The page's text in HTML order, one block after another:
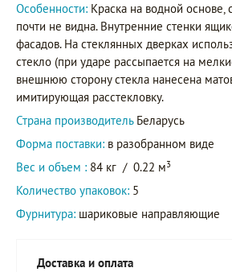
Особенности: Краска на водной основе,
почти не видна. Внутренние стенки
фасадов. На стеклянных дверках
стекло (при ударе рассыпается на
внешнюю сторону стекла нанесена
имитирующая расстекловку.
Страна производитель Беларусь
Форма поставки: в разобранном виде
Вес и объем : 84 кг / 0.22 м3
Количество упаковок: 5
Фурнитура: шариковые направляющие
Доставка и оплата